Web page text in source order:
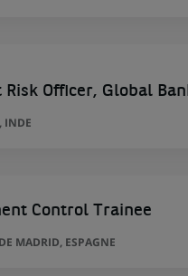
Officer, Global
INDE
Control Trainee
MADRID, ESPAGNE